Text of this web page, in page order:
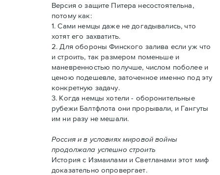
Версия о защите Питера несостоятельна,
потому как:
1. Сами немцы даже не догадывались, что
хотят его захватить.
2. Для обороны Финского залива если уж что
и строить, так размером поменьше и
маневренностью получше, числом поболее и
ценою подешевле, заточенное именно под эту
конкретную задачу.
3. Когда немцы хотели - оборонительные
рубежи Балтфлота они прорывали, и Гангуты
им ни разу не мешали.
Россия и в условиях мировой войны
продолжала успешно строить
История с Измаилами и Светланами этот миф
доказательно опровергает.